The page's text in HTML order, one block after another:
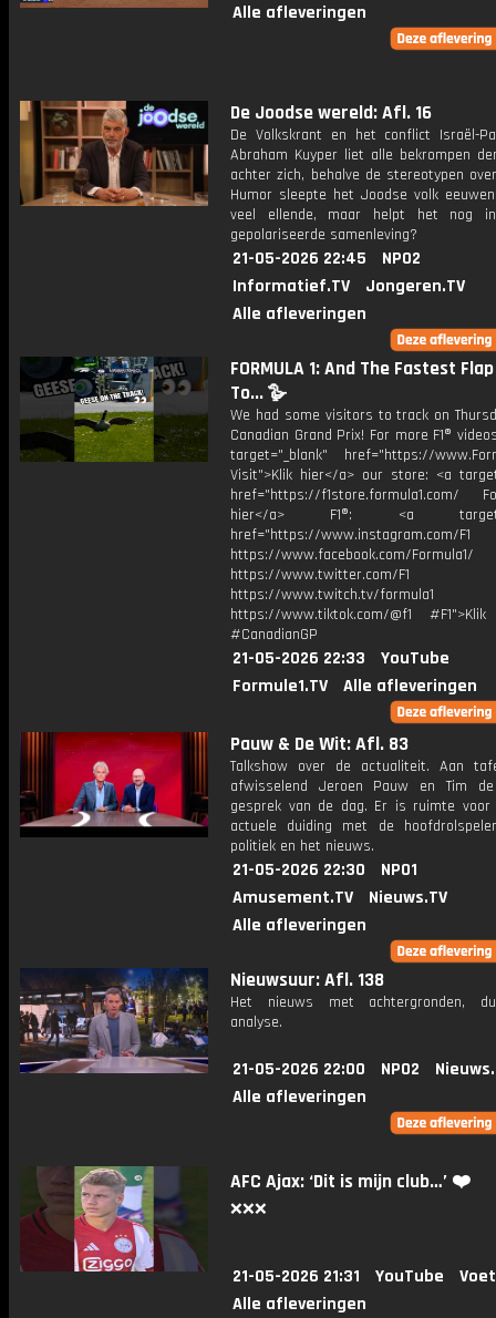
Alle afleveringen
De Joodse wereld: Afl. 16
De Volkskrant en het conflict Israël-
Abraham Kuyper liet alle bekrompen
achter zich, behalve de stereotypen
Humor sleepte het Joodse volk
veel ellende, maar helpt het nog
gepolariseerde samenleving?
21-05-2026 22:45
NPO2
Informatief.TV
Jongeren.TV
Alle afleveringen
FORMULA 1: And The Fastest
To... 🪿
We had some visitors to track on
Canadian Grand Prix! For more F1®
target="_blank" href="https://
Visit">Klik hier</a> our store: <a
href="https://f1store.formula1.com/
hier</a> F1®: <a
href="https://www.instagram.com/F1
https://www.facebook.com/Formula1/
https://www.twitter.com/F1
https://www.twitch.tv/formula1
https://www.tiktok.com/@f1
#CanadianGP
21-05-2026 22:33
YouTube
Formule1.TV
Alle afleveringen
Pauw & De Wit: Afl. 83
Talkshow over de actualiteit. Aan
afwisselend Jeroen Pauw en Tim
gesprek van de dag. Er is ruimte
actuele duiding met de
politiek en het nieuws.
21-05-2026 22:30
NPO1
Amusement.TV
Nieuws.TV
Alle afleveringen
Nieuwsuur: Afl. 138
Het nieuws met achtergronden,
analyse.
21-05-2026 22:00 NPO2
Alle afleveringen
AFC Ajax: ‘Dit is mijn club…’ ❤️
❌❌❌
21-05-2026 21:31 YouTube
Alle afleveringen